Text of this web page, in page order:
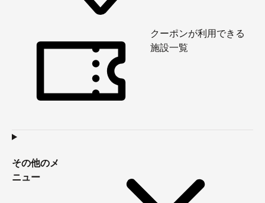
クーポンが利用できる
施設一覧
その他のメ
ニュー